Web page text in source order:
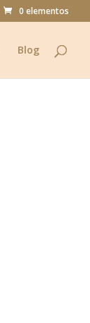
0 elementos
Blog